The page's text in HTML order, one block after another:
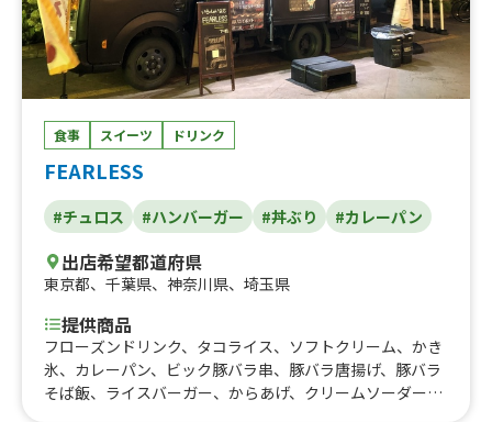
食事 スイーツ ドリンク
FEARLESS
#チュロス #ハンバーガー #丼ぶり #カレーパン
出店希望都道府県
東京都、 千葉県、 神奈川県、 埼玉県
提供商品
フローズンドリンク、タコライス、ソフトクリーム、かき
氷、カレーパン、ビック豚バラ串、豚バラ唐揚げ、豚バラ
そば飯、ライスバーガー、からあげ、クリームソーダー、